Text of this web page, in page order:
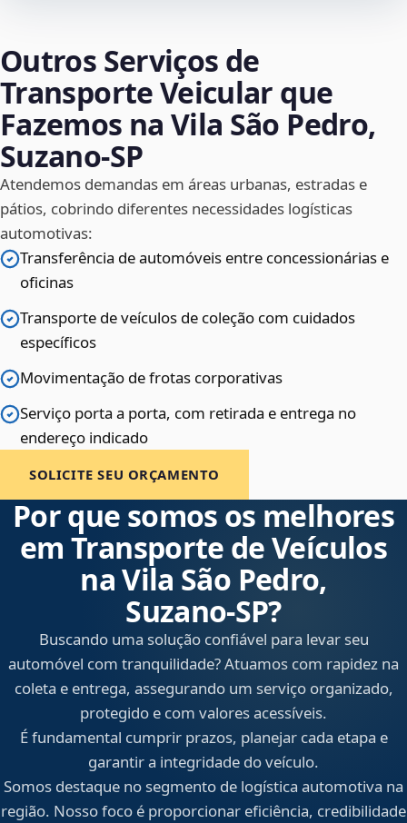
Outros Serviços de
Transporte Veicular que
Fazemos na Vila São Pedro,
Suzano‑SP
Atendemos demandas em áreas urbanas, estradas e
pátios, cobrindo diferentes necessidades logísticas
automotivas:
Transferência de automóveis entre concessionárias e
oficinas
Transporte de veículos de coleção com cuidados
específicos
Movimentação de frotas corporativas
Serviço porta a porta, com retirada e entrega no
endereço indicado
SOLICITE SEU ORÇAMENTO
Por que somos os melhores
em Transporte de Veículos
na Vila São Pedro,
Suzano‑SP?
Buscando uma solução confiável para levar seu
automóvel com tranquilidade? Atuamos com rapidez na
coleta e entrega, assegurando um serviço organizado,
protegido e com valores acessíveis.
É fundamental cumprir prazos, planejar cada etapa e
garantir a integridade do veículo.
Somos destaque no segmento de logística automotiva na
região. Nosso foco é proporcionar eficiência, credibilidade